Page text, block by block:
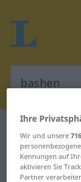
für
Ihre
Wir und unsere
Kennungen auf
aktivieren Sie
Partner